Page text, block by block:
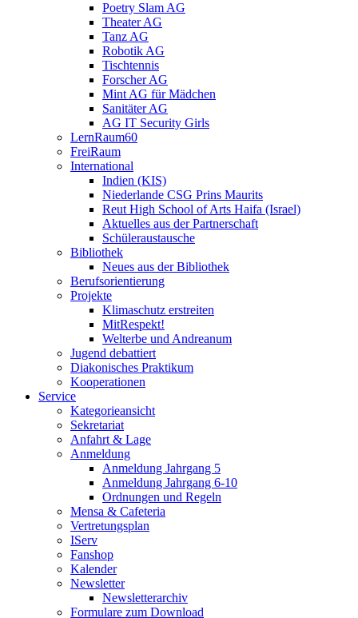
Poetry Slam AG
Theater AG
Tanz AG
Robotik AG
Tischtennis
Forscher AG
Mint AG für Mädchen
Sanitäter AG
AG IT Security Girls
LernRaum60
FreiRaum
International
Indien (KIS)
Niederlande CSG Prins Maurits
Reut High School of Arts Haifa (Israel)
Aktuelles aus der Partnerschaft
Schüleraustausche
Bibliothek
Neues aus der Bibliothek
Berufsorientierung
Projekte
Klimaschutz erstreiten
MitRespekt!
Welterbe und Andreanum
Jugend debattiert
Diakonisches Praktikum
Kooperationen
Service
Kategorieansicht
Sekretariat
Anfahrt & Lage
Anmeldung
Anmeldung Jahrgang 5
Anmeldung Jahrgang 6-10
Ordnungen und Regeln
Mensa & Cafeteria
Vertretungsplan
IServ
Fanshop
Kalender
Newsletter
Newsletterarchiv
Formulare zum Download